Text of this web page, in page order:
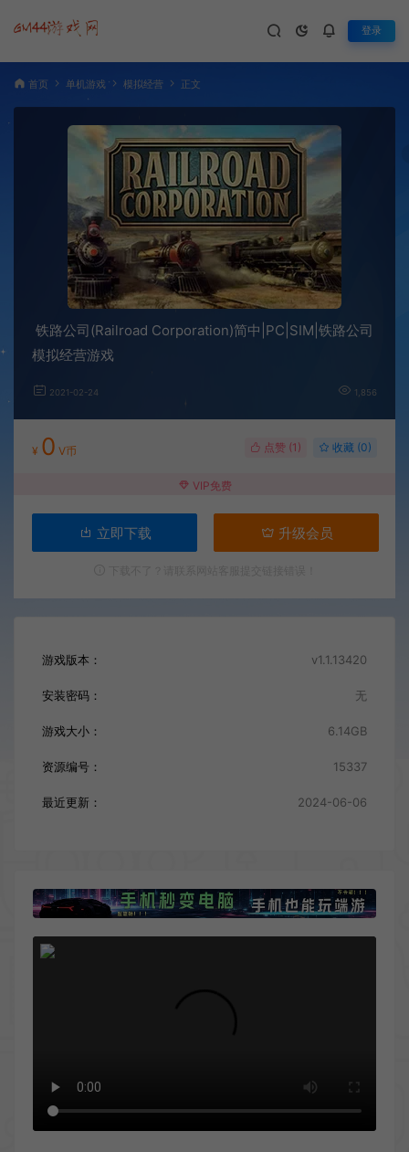
登录
首页 单机游戏 模拟经营 正文
铁路公司(Railroad Corporation)简中|PC|SIM|铁路公司
模拟经营游戏
2021-02-24 1,856
¥ 0 V币 点赞 (1 ) 收藏 (0)
VIP免费
立即下载 升级会员
游戏版本： v1.1.13420
安装密码： 无
游戏大小： 6.14GB
资源编号： 15337
最近更新： 2024-06-06